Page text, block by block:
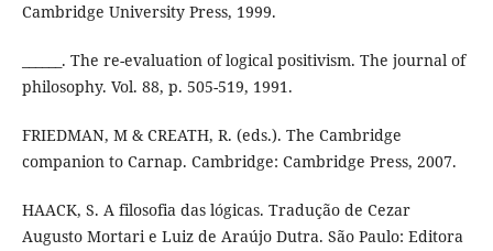
Cambridge University Press, 1999.
______. The re-evaluation of logical positivism. The journal of
philosophy. Vol. 88, p. 505-519, 1991.
FRIEDMAN, M & CREATH, R. (eds.). The Cambridge
companion to Carnap. Cambridge: Cambridge Press, 2007.
HAACK, S. A filosofia das lógicas. Tradução de Cezar
Augusto Mortari e Luiz de Araújo Dutra. São Paulo: Editora